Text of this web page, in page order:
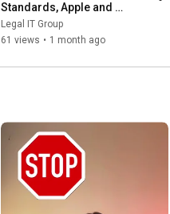
Standards, Apple and
Google Platform
Requirements, and
Legal IT Group
61 views • 1 month ago